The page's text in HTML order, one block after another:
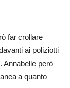
far crollare
ai poliziotti
. Annabelle però
a quanto